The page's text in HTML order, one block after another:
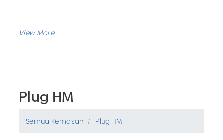
Plug HM
Semua Kemasan Plug HM